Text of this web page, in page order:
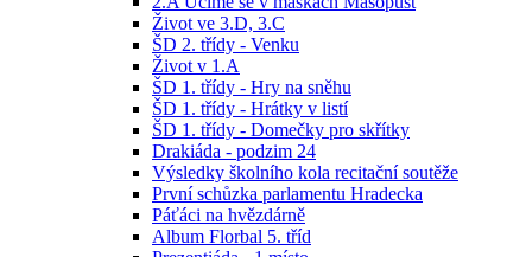
Život ve 3.D, 3.C
ŠD 2. třídy - Venku
Život v 1.A
ŠD 1. třídy - Hry na sněhu
ŠD 1. třídy - Hrátky v listí
ŠD 1. třídy - Domečky pro skřítky
Drakiáda - podzim 24
Výsledky školního kola recitační soutěže
První schůzka parlamentu Hradecka
Páťáci na hvězdárně
Album Florbal 5. tříd